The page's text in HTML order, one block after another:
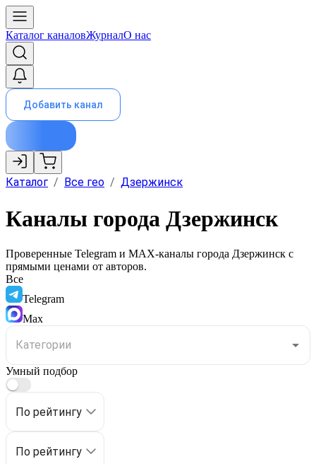
Каталог каналовЖурналО нас
Добавить канал
Каталог / Все гео / Дзержинск
Каналы города Дзержинск
Проверенные Telegram и MAX-каналы города Дзержинск с
прямыми ценами от авторов.
Все
Telegram
Max
Умный подбор
По рейтингу
По рейтингу